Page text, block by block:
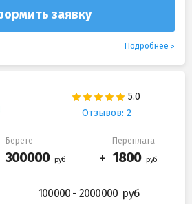
заявку
Подробнее
Отзывов: 2
Берете Переплата
100000 - 2000000